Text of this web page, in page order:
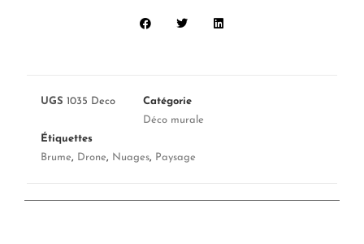
UGS 1035 Deco
Catégorie
Déco murale
Étiquettes
Brume, Drone, Nuages, Paysage